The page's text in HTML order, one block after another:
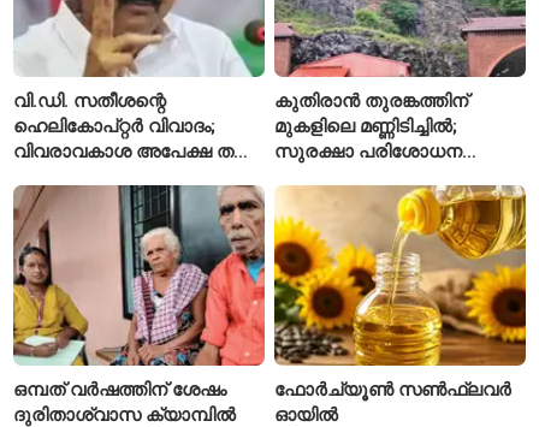
വി.ഡി. സതീശന്റെ
ഹെലികോപ്റ്റർ വിവാദം;
വിവരാവകാശ അപേക്ഷ തള്ളി
കുതിരാൻ തുരങ്കത്തിന്
മുകളിലെ മണ്ണിടിച്ചിൽ;
സുരക്ഷാ പരിശോധന
ഒമ്പത് വർഷത്തിന് ശേഷം
ദുരിതാശ്വാസ ക്യാമ്പിൽ
ഫോർച്യൂൺ സൺഫ്ലവർ
ഓയിൽ